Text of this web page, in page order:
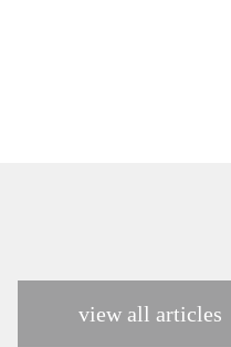
view all articles